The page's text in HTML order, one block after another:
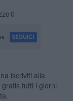
0
iscriviti alla
gratis tutti i giorni